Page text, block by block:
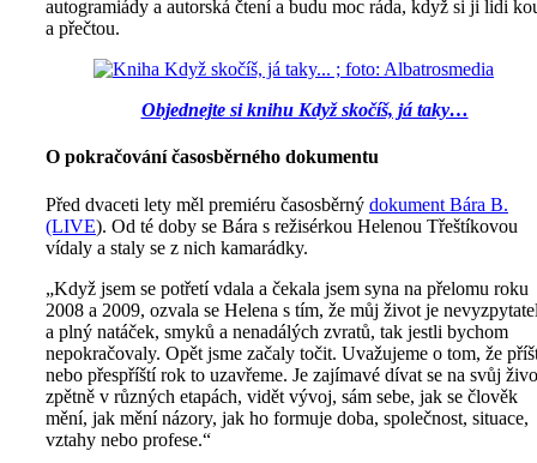
autogramiády a autorská čtení a budu moc ráda, když si ji lidi
a přečtou.
Objednejte si knihu Když skočíš, já taky…
O pokračování časosběrného dokumentu
Před dvaceti lety měl premiéru časosběrný dokument Bára B.
(LIVE). Od té doby se Bára s režisérkou Helenou Třeštíkovou
vídaly a staly se z nich kamarádky.
„Když jsem se potřetí vdala a čekala jsem syna na přelomu roku
2008 a 2009, ozvala se Helena s tím, že můj život je
a plný natáček, smyků a nenadálých zvratů, tak jestli bychom
nepokračovaly. Opět jsme začaly točit. Uvažujeme o tom, že
nebo přespříští rok to uzavřeme. Je zajímavé dívat se na svůj
zpětně v různých etapách, vidět vývoj, sám sebe, jak se člověk
mění, jak mění názory, jak ho formuje doba, společnost, situace,
vztahy nebo profese.“